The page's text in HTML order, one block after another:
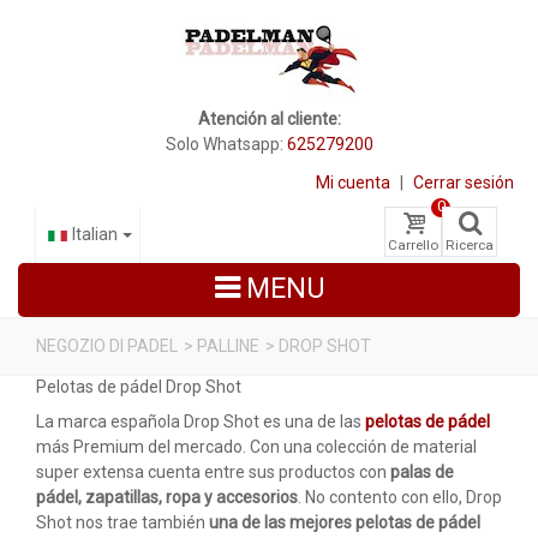
Atención al cliente:
Solo Whatsapp: 625279200
Mi cuenta Cerrar sesión
Carrello
0
Ricerca
Italian
MENU
RACCHETTE DA PADEL
SCARPE PADEL
BORSE
NEGOZIO DI PADEL > PALLINE > DROP SHOT
Pelotas de pádel Drop Shot
La marca española Drop Shot es una de las pelotas de pádel
más Premium del mercado. Con una colección de material
super extensa cuenta entre sus productos con palas de
pádel, zapatillas, ropa y accesorios. No contento con ello, Drop
Shot nos trae también una de las mejores pelotas de pádel